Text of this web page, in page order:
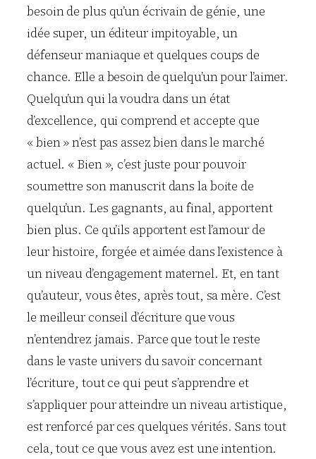
besoin de plus qu’un écrivain de génie, une
idée super, un éditeur impitoyable, un
défenseur maniaque et quelques coups de
chance. Elle a besoin de quelqu’un pour l’aimer.
Quelqu’un qui la voudra dans un état
d’excellence, qui comprend et accepte que
« bien » n’est pas assez bien dans le marché
actuel. « Bien », c’est juste pour pouvoir
soumettre son manuscrit dans la boite de
quelqu’un. Les gagnants, au final, apportent
bien plus. Ce qu’ils apportent est l’amour de
leur histoire, forgée et aimée dans l’existence à
un niveau d’engagement maternel. Et, en tant
qu’auteur, vous êtes, après tout, sa mère. C’est
le meilleur conseil d’écriture que vous
n’entendrez jamais. Parce que tout le reste
dans le vaste univers du savoir concernant
l’écriture, tout ce qui peut s’apprendre et
s’appliquer pour atteindre un niveau artistique,
est renforcé par ces quelques vérités. Sans tout
cela, tout ce que vous avez est une intention.